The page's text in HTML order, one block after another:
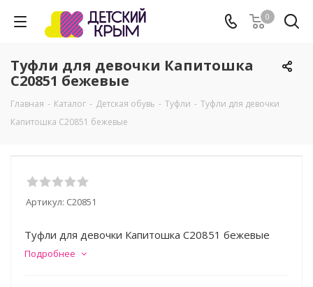
0
Туфли для девочки Капитошка
C20851 бежевые
Главная - Каталог - Детская обувь - Туфли - Туфли для девочки
Капитошка C20851 бежевые
Артикул: C20851
Туфли для девочки Капитошка C20851 бежевые
Подробнее